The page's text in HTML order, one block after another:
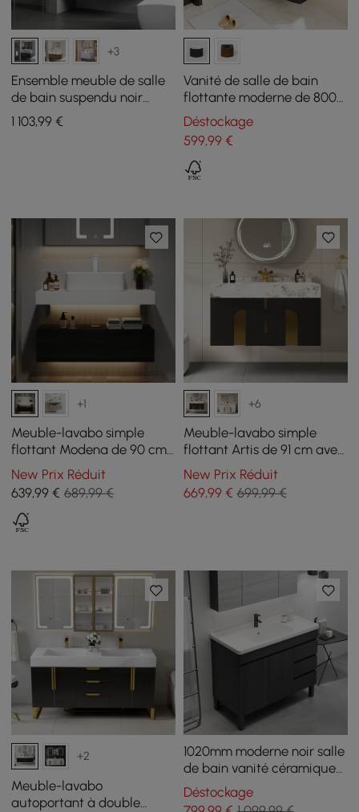
+3
Ensemble meuble de salle
de bain suspendu noir
100cm avec armoire de
toilette LED
1 103,99 €
Vanité de salle de bain
flottante moderne de 800
mm avec lavabo en verre
monobloc 2 tiroirs en noir
Déstockage
599,99€
+1
Meuble-lavabo simple
flottant Modena de 90 cm
avec évier, plan en pierre
frittée
New Prix Réduit
639,99 € 689,99 €
+6
Meuble-lavabo simple
flottant Artis de 91 cm avec
évier, plateau en pierre
frittée, grand espace de
rangement
New Prix Réduit
669,99€ 699,99 €
+2
Meuble-lavabo
autoportant à double
1020mm moderne noir salle
de bain vanité céramique
simple bassin autoportant
avec 3 tiroirs
Déstockage